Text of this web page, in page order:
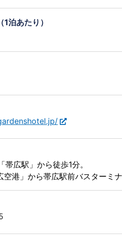
泊あたり）
広駅」から徒歩1分。
港」から帯広駅前バスターミ